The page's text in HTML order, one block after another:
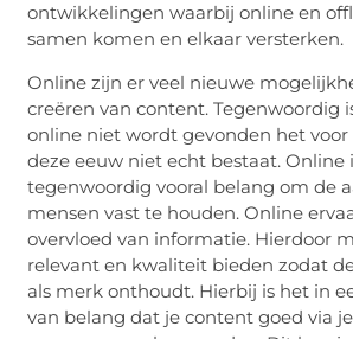
ontwikkelingen waarbij online en
samen komen en elkaar versterken.
Online zijn er veel nieuwe
creëren van content. Tegenwoordig
online niet wordt gevonden het voor
deze eeuw niet echt bestaat. Online
tegenwoordig vooral belang om de
mensen vast te houden. Online
overvloed van informatie. Hierdoor
relevant en kwaliteit bieden zodat
als merk onthoudt. Hierbij is het in
van belang dat je content goed via